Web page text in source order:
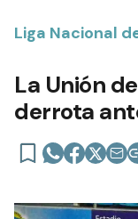
Liga Nacional
La Unión
derrota